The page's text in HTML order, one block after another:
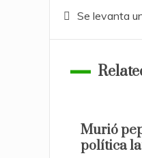
de
entradas
Se levanta
Murió
política